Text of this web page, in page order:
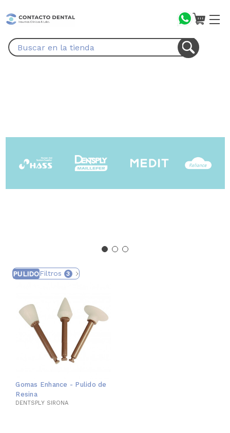
Buscar
PULIDOFiltros 3
Gomas Enhance - Pulido de
Resina
DENTSPLY SIRONA